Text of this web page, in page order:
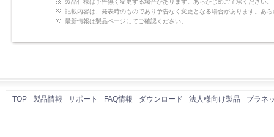
製品仕様は予告無く変更する場合があります。あらかじめご了承ください。
記載内容は、発表時のものであり予告なく変更となる場合があります。あ
最新情報は製品ページにてご確認ください。
TOP 製品情報 サポート FAQ情報 ダウンロード 法人様向け製品 プラネ